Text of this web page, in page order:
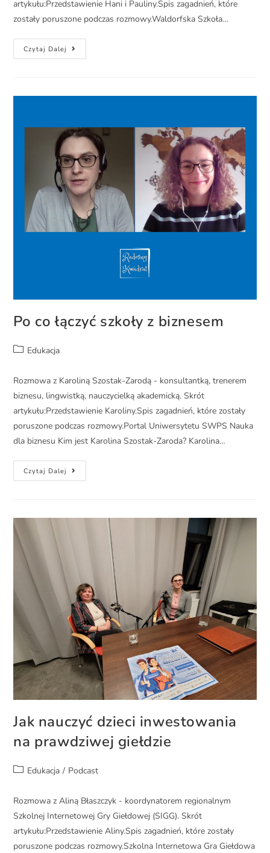
artykułu:Przedstawienie Hani i Pauliny.Spis zagadnień, które
zostały poruszone podczas rozmowy.Waldorfska Szkoła…
Czytaj Dalej
Po co łączyć szkoły z biznesem
Edukacja
Rozmowa z Karoliną Szostak-Zarodą - konsultantką, trenerem
biznesu, lingwistką, nauczycielką akademicką. Skrót
artykułu:Przedstawienie Karoliny.Spis zagadnień, które zostały
poruszone podczas rozmowy.Portal Uniwersytetu SWPS Nauka
dla biznesu Kim jest Karolina Szostak-Zaroda? Karolina…
Czytaj Dalej
Jak nauczyć dzieci inwestowania
na prawdziwej giełdzie
Edukacja / Podcast
Rozmowa z Aliną Błaszczyk - koordynatorem regionalnym
Szkolnej Internetowej Gry Giełdowej (SIGG). Skrót
artykułu:Przedstawienie Aliny.Spis zagadnień, które zostały
poruszone podczas rozmowy.Szkolna Internetowa Gra Giełdowa